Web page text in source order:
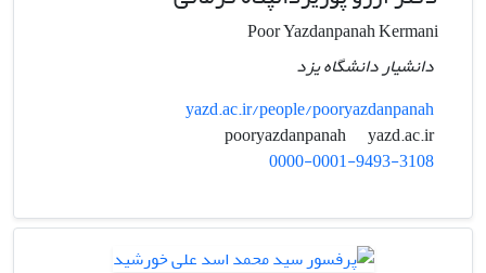
دانشیار دانشگاه یزد
yazd.ac.ir/people/pooryazdanpanah
pooryazdanpanah
yazd.ac.ir
0000-0001-9493-3108